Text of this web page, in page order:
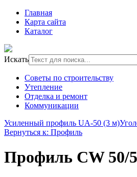
Главная
Карта сайта
Каталог
Искать
Советы по строительству
Утепление
Отделка и ремонт
Коммуникации
Усиленный профиль UA-50 (3 м)
Вернуться к: Профиль
Профиль CW 50/